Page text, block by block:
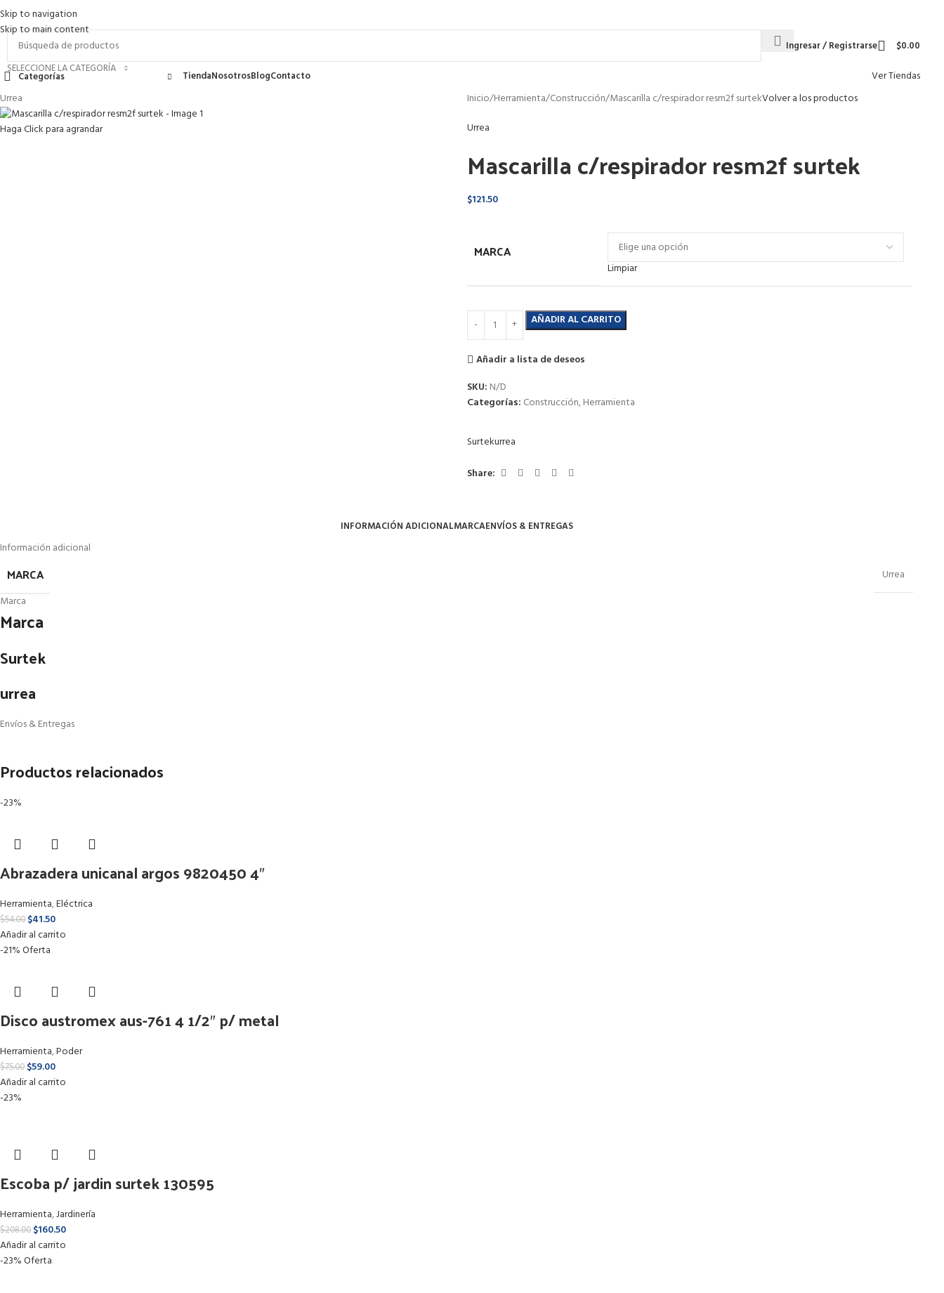
Skip to navigation
Skip to main content
ContactoFAQs
SELECCIONE LA CATEGORÍA
Ingresar / Registrarse $0.00
Categorías TiendaNosotrosBlogContacto
Ver Tiendas
Urrea
Haga Click para agrandar
Inicio Herramienta Construcción Mascarilla c/respirador resm2f surtekVolver a los productos
Urrea
Mascarilla c/respirador resm2f surtek
$121.50
MARCA
Limpiar
AÑADIR AL CARRITO
Añadir a lista de deseos
SKU: N/D
Categorías: Construcción,Herramienta
Surtekurrea
Share:
INFORMACIÓN ADICIONALMARCAENVÍOS & ENTREGAS
Información adicional
MARCA
Urrea
Marca
Marca
Surtek
urrea
Envíos & Entregas
Productos relacionados
-23%
Abrazadera unicanal argos 9820450 4″
Herramienta,Eléctrica
$54.00 $41.50
Añadir al carrito
-21%Oferta
Disco austromex aus-761 4 1/2″ p/ metal
Herramienta,Poder
$75.00 $59.00
Añadir al carrito
-23%
Escoba p/ jardin surtek 130595
Herramienta,Jardinería
$208.00 $160.50
Añadir al carrito
-23%Oferta